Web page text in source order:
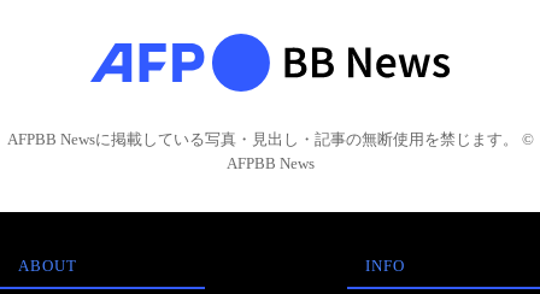
AFPBB Newsに掲載している写真・見出し・記事の無断使用を禁じます。 ©
AFPBB News
ABOUT INFO